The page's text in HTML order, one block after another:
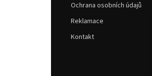
Ochrana osobních údajů
Reklamace
Kontakt